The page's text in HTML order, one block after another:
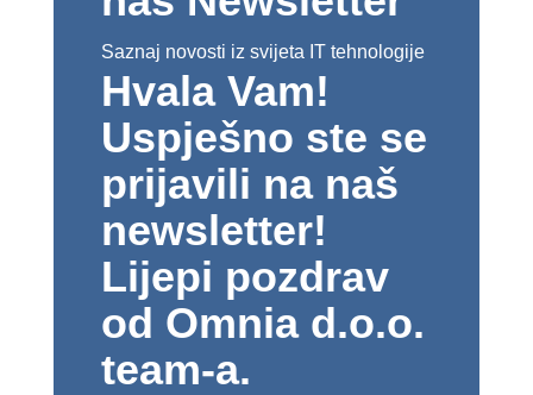
Saznaj novosti iz svijeta IT tehnologije
Hvala Vam!
Uspješno ste se
prijavili na naš
newsletter!
Lijepi pozdrav
od Omnia d.o.o.
team-a.